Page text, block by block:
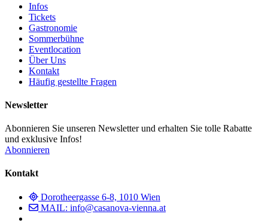
Infos
Tickets
Gastronomie
Sommerbühne
Eventlocation
Über Uns
Kontakt
Häufig gestellte Fragen
Newsletter
Abonnieren Sie unseren Newsletter und erhalten Sie tolle Rabatte
und exklusive Infos!
Abonnieren
Kontakt
Dorotheergasse 6-8, 1010 Wien
MAIL: info@casanova-vienna.at